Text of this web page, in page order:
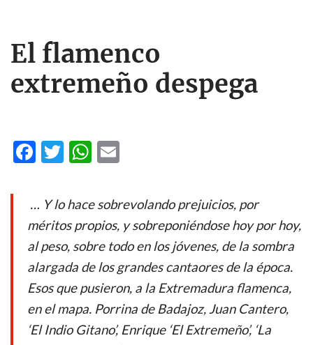
El flamenco
extremeño despega
F
e
b
o
o
k
T
itt
er
W
at
s
A
p
p
ail
… Y lo hace sobrevolando prejuicios, por
méritos propios, y sobreponiéndose hoy por hoy,
al peso, sobre todo en los jóvenes, de la sombra
alargada de los grandes cantaores de la época.
Esos que pusieron, a la Extremadura flamenca,
en el mapa. Porrina de Badajoz, Juan Cantero,
‘El Indio Gitano’, Enrique ‘El Extremeño’, ‘La